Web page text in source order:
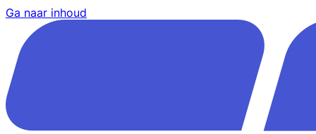
Ga naar inhoud